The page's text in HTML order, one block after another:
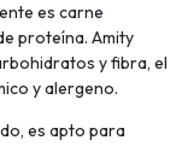
es carne
proteína. Amity
y fibra, el
y alergeno.
es apto para